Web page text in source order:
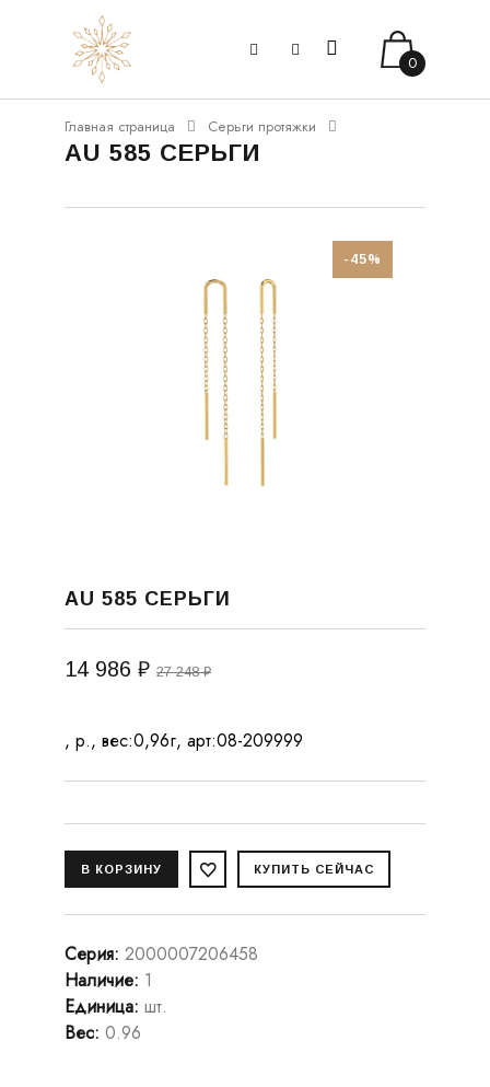
0
Главная страница Серьги протяжки
AU 585 СЕРЬГИ
-45%
AU 585 СЕРЬГИ
14 986 ₽ 27 248 ₽
, р., вес:0,96г, арт:08-209999
Серия: 2000007206458
Наличие: 1
Единица: шт.
Вес: 0.96